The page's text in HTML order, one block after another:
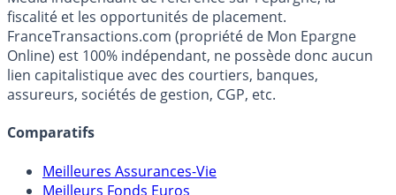
Premier guide épargne de France, en ligne depuis 2001.
Média indépendant de référence sur l'épargne, la
fiscalité et les opportunités de placement.
FranceTransactions.com (propriété de Mon Epargne
Online) est 100% indépendant, ne possède donc aucun
assureurs, sociétés de gestion, CGP, etc.
Comparatifs